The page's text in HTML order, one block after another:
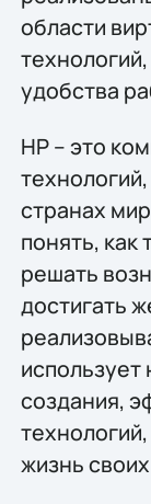
области
удобства
НР – это
странах
понять, как
решать
достигать
создания,
жизнь